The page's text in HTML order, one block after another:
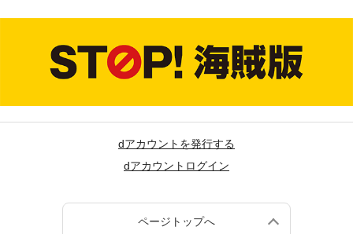
dアカウントを発行する
dアカウントログイン
ページトップへ